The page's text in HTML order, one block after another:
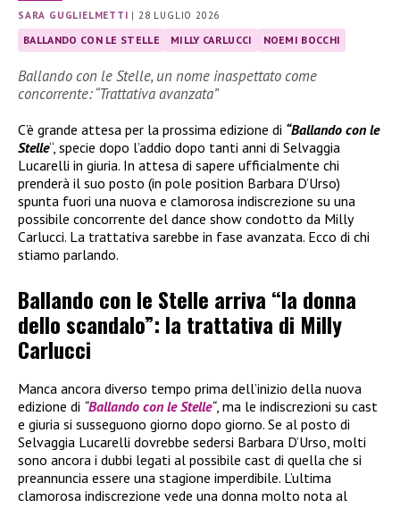
SARA GUGLIELMETTI |28 LUGLIO 2026
BALLANDO CON LE STELLE MILLY CARLUCCI NOEMI BOCCHI
Ballando con le Stelle, un nome inaspettato come
concorrente: “Trattativa avanzata”
C’è grande attesa per la prossima edizione di “Ballando con le
Stelle“, specie dopo l’addio dopo tanti anni di Selvaggia
Lucarelli in giuria. In attesa di sapere ufficialmente chi
prenderà il suo posto (in pole position Barbara D’Urso)
spunta fuori una nuova e clamorosa indiscrezione su una
possibile concorrente del dance show condotto da Milly
Carlucci. La trattativa sarebbe in fase avanzata. Ecco di chi
stiamo parlando.
Ballando con le Stelle arriva “la donna
dello scandalo”: la trattativa di Milly
Carlucci
Manca ancora diverso tempo prima dell’inizio della nuova
edizione di “Ballando con le Stelle“, ma le indiscrezioni su cast
e giuria si susseguono giorno dopo giorno. Se al posto di
Selvaggia Lucarelli dovrebbe sedersi Barbara D’Urso, molti
sono ancora i dubbi legati al possibile cast di quella che si
preannuncia essere una stagione imperdibile. L’ultima
clamorosa indiscrezione vede una donna molto nota al